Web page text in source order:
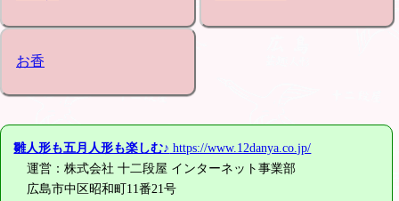
お香
雛人形も五月人形も楽しむ♪ https://www.12danya.co.jp/
運営：株式会社 十二段屋 インターネット事業部
広島市中区昭和町11番21号